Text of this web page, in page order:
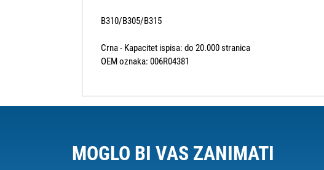
B310/B305/B315
Crna - Kapacitet ispisa: do 20.000 stranica
OEM oznaka: 006R04381
MOGLO BI VAS ZANIMATI